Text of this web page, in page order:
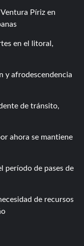
Píriz en
en el litoral,
y afrodescendencia
de tránsito,
ahora se mantiene
período de pases de
de recursos